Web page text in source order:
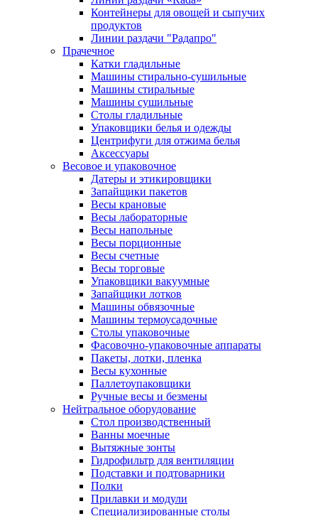
Контейнеры для овощей и сыпучих
продуктов
Линии раздачи "Радапро"
Прачечное
Катки гладильные
Машины стирально-сушильные
Машины стиральные
Машины сушильные
Столы гладильные
Упаковщики белья и одежды
Центрифуги для отжима белья
Аксессуары
Весовое и упаковочное
Датеры и этикировщики
Запайщики пакетов
Весы крановые
Весы лабораторные
Весы напольные
Весы порционные
Весы счетные
Весы торговые
Упаковщики вакуумные
Запайщики лотков
Машины обвязочные
Машины термоусадочные
Столы упаковочные
Фасовочно-упаковочные аппараты
Пакеты, лотки, пленка
Весы кухонные
Паллетоупаковщики
Ручные весы и безмены
Нейтральное оборудование
Cтол производственный
Ванны моечные
Вытяжные зонты
Гидрофильтр для вентиляции
Подставки и подтоварники
Полки
Прилавки и модули
Специализированные столы